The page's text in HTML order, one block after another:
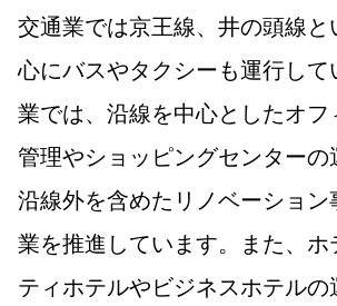
交通業では京王線、井の頭線と
心にバスやタクシーも運行し
業では、沿線を中心としたオ
管理やショッピングセンターの
沿線外を含めたリノベーショ
業を推進しています。また、
ティホテルやビジネスホテル